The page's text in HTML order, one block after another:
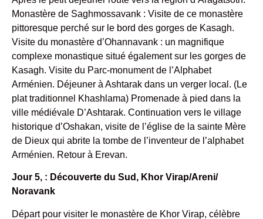
Monastère de Saghmossavank : Visite de ce monastère
pittoresque perché sur le bord des gorges de Kasagh.
Visite du monastère d’Ohannavank : un magnifique
complexe monastique situé également sur les gorges de
Kasagh. Visite du Parc-monument de l’Alphabet
Arménien. Déjeuner à Ashtarak dans un verger local. (Le
plat traditionnel Khashlama) Promenade à pied dans la
ville médiévale D’Ashtarak. Continuation vers le village
historique d’Oshakan, visite de l’église de la sainte Mère
de Dieux qui abrite la tombe de l’inventeur de l’alphabet
Arménien. Retour à Erevan.
Jour 5, : Découverte du Sud, Khor Virap/Areni/
Noravank
Départ pour visiter le monastère de Khor Virap, célèbre